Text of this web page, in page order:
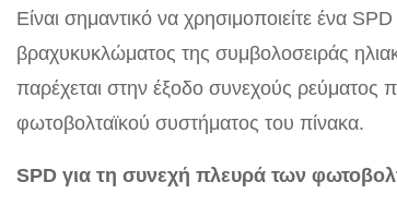
Είναι σημαντικό να χρησιμοποιείτε ένα
βραχυκυκλώματος της συμβολοσειράς
παρέχεται στην έξοδο συνεχούς ρεύματος
φωτοβολταϊκού συστήματος του πίνακα.
SPD για τη συνεχή πλευρά των